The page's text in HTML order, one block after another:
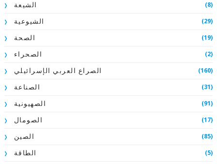
الشيعة
(8)
الشيوعية (29)
الصحة (19)
الصحراء (2)
الصراع العربي الإسرائيلي (160)
الصناعة (31)
الصهيونية (91)
الصومال (17)
الصين (85)
الطاقة (5)